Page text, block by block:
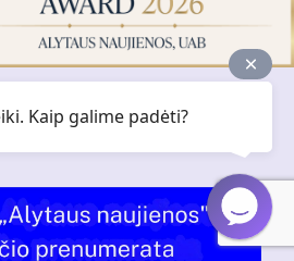
Kaip galime padėti?